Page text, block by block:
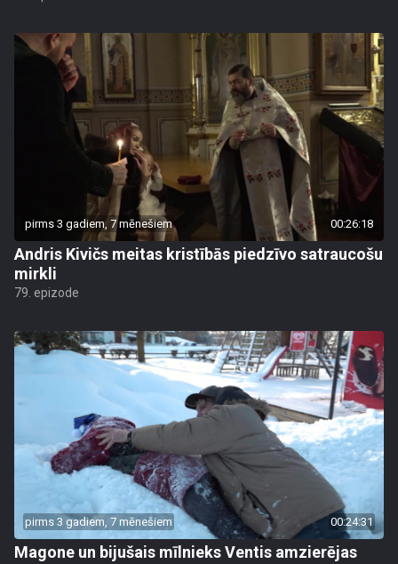
pirms 3 gadiem, 7 mēnešiem 00:26:18
Andris Kivičs meitas kristībās piedzīvo satraucošu
mirkli
79. epizode
pirms 3 gadiem, 7 mēnešiem 00:24:31
Magone un bijušais mīlnieks Ventis amzierējas